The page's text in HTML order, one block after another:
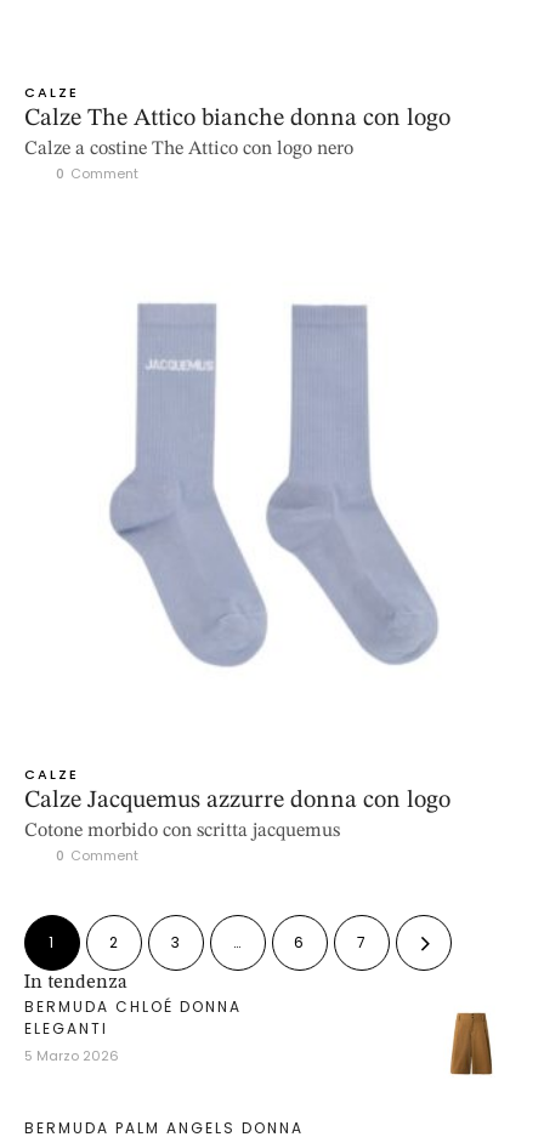
CALZE
Calze The Attico bianche donna con logo
Calze a costine The Attico con logo nero
0 Comment
CALZE
Calze Jacquemus azzurre donna con logo
Cotone morbido con scritta jacquemus
0 Comment
1 2 3 … 6 7
In tendenza
BERMUDA CHLOÉ DONNA
ELEGANTI
5 Marzo 2026
BERMUDA PALM ANGELS DONNA